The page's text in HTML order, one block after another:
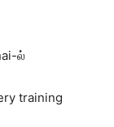
ல்
training